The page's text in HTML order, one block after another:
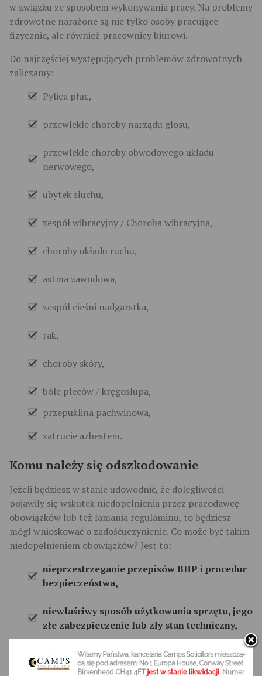
w związku ze sposobem wykonywania pracy. Na problemy
zdrowotne narażone są nie tylko osoby pracujące
fizycznie, ale również pracownicy biurowi.
Do najczęściej występujących problemów zdrowotnych
zaliczamy:
Pylica płuc,
przewlekłe choroby narządu głosu,
przewlekłe choroby obwodowego układu
nerwowego,
ubytek słuchu,
zespół wibracyjny / Choroba wibracyjna,
choroby układu ruchu,
astma zawodowa,
zespół cieśni nadgarstka,
rak,
choroby skóry,
bóle pleców / kręgosłupa,
przepuklina pachwinowa,
zatrucie azbestem.
Komu należy się odszkodowanie
Jeżeli będziesz w stanie udowodnić, że dolegliwości
pojawiły się wskutek niedopełnienia przez pracodawcę
obowiązków lub też łamania regulaminu, to będziesz
mógł wnioskować o zadośćuczynienie. Co może być takim
niedopełnieniem obowiązków? Jest to:
nieprzestrzeganie przepisów BHP i procedur
bezpieczeństwa,
niewłaściwy sposób użytkowania sprzętu, jego
złe zabezpieczenie lub zły stan techniczny,
zła organizacja pracy oraz źle przygotowane
stanowisko robocze,